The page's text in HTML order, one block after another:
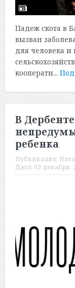
Падеж скота в
вызван
для человека и
кооперати...
В
ребенка
Публикация:
Дата: 03 декабря,